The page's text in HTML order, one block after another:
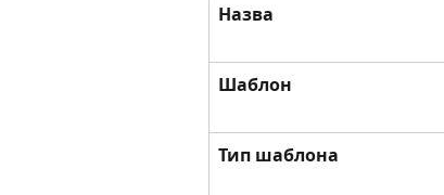
Назва
Шаблон
Тип шаблона